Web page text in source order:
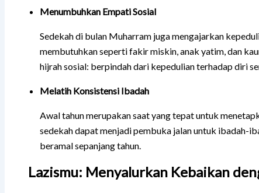
Menumbuhkan Empati Sosial
Sedekah di bulan Muharram juga mengajarkan
membutuhkan seperti fakir miskin, anak yatim, dan
hijrah sosial: berpindah dari kepedulian terhadap diri
Melatih Konsistensi Ibadah
Awal tahun merupakan saat yang tepat untuk
sedekah dapat menjadi pembuka jalan untuk ibadah-
beramal sepanjang tahun.
Lazismu: Menyalurkan Kebaikan